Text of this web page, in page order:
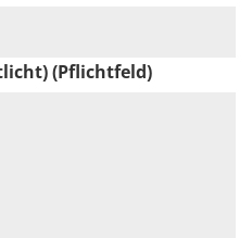
(Pflichtfeld)